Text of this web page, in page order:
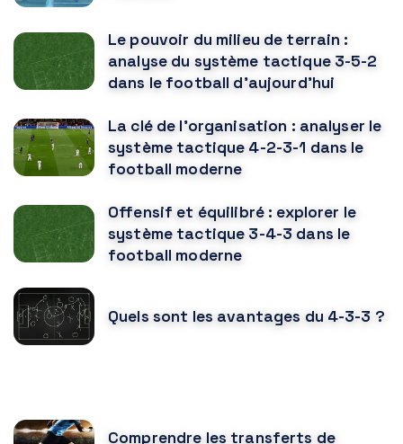
Le pouvoir du milieu de terrain :
analyse du système tactique 3-5-2
dans le football d'aujourd'hui
La clé de l'organisation : analyser le
système tactique 4-2-3-1 dans le
football moderne
Offensif et équilibré : explorer le
système tactique 3-4-3 dans le
football moderne
Quels sont les avantages du 4-3-3 ?
Comprendre les transferts de